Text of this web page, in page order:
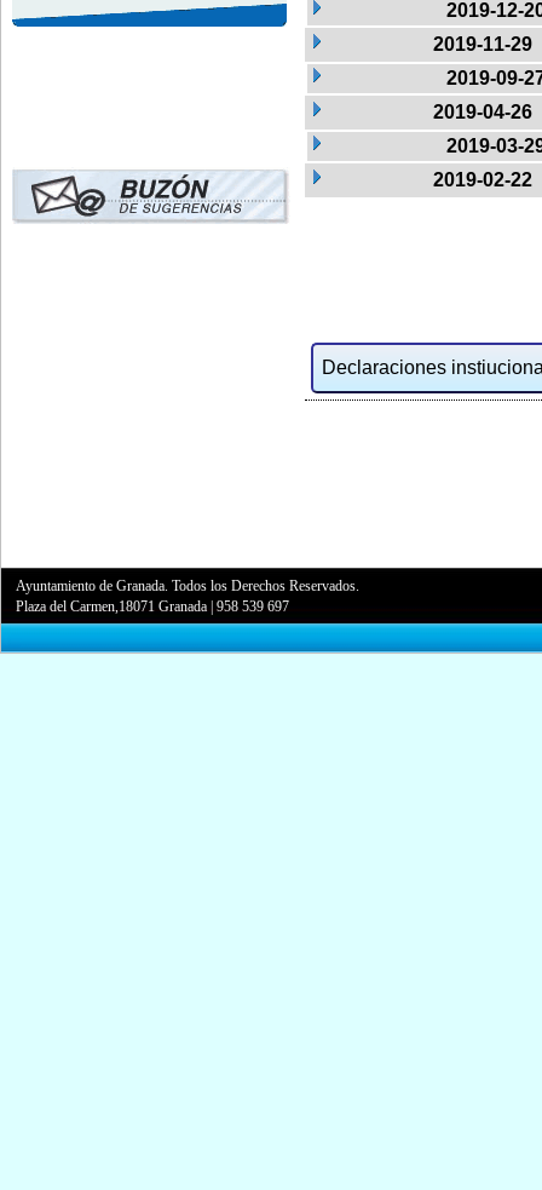
2019-12-
2019-11-29
2019-09-
2019-04-26
2019-03-
2019-02-22
Declaraciones
Ayuntamiento de Granada. Todos los Derechos Reservados.
Plaza del Carmen,18071 Granada |958 539 697